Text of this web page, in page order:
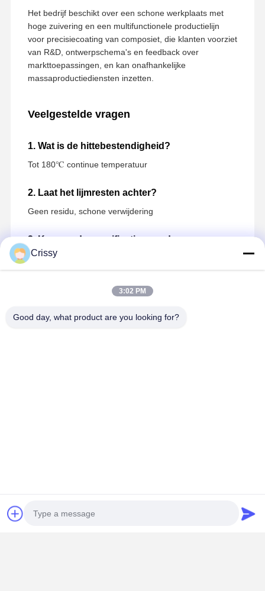
Het bedrijf beschikt over een schone werkplaats met
hoge zuivering en een multifunctionele productielijn
voor precisiecoating van composiet, die klanten voorziet
van R&D, ontwerpschema's en feedback over
markttoepassingen, en kan onafhankelijke
massaproductiediensten inzetten.
Veelgestelde vragen
1. Wat is de hittebestendigheid?
Tot 180℃ continue temperatuur
2. Laat het lijmresten achter?
Geen residu, schone verwijdering
3. Kunnen de specificaties worden
aangepast?
Grootte, hechting en kleuren allemaal aanpasbaar
Glasbescherming, maskering bij hoge temperaturen,
Crissy
3:02 PM
Good day, what product are you looking for?